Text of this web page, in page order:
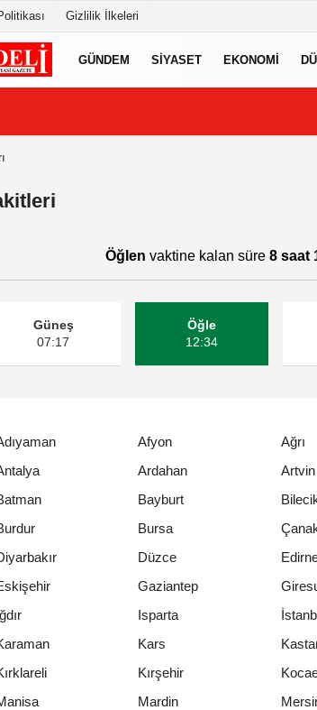
Gizlilik İlkeleri
GÜNDEM SIYASET EKONOMI
Öğlen vaktine kalan süre 8 saat
Güneş
07:17
Öğle
12:34
Afyon Ağrı
Ardahan Artvin
Bayburt
Bursa
Düzce
Gaziantep
Isparta
Kars
Kırşehir
Mardin